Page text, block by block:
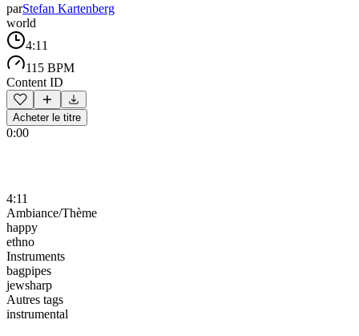
parStefan Kartenberg
world
4:11
115 BPM
Content ID
Acheter le titre
0:00
4:11
Ambiance/Thème
happy
ethno
Instruments
bagpipes
jewsharp
Autres tags
instrumental